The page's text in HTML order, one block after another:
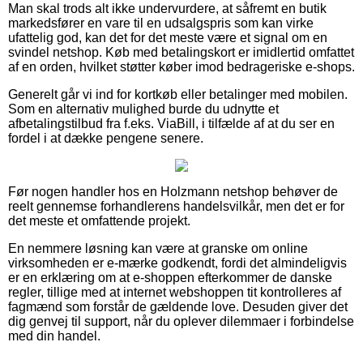
Man skal trods alt ikke undervurdere, at såfremt en butik
markedsfører en vare til en udsalgspris som kan virke
ufattelig god, kan det for det meste være et signal om en
svindel netshop. Køb med betalingskort er imidlertid omfattet
af en orden, hvilket støtter køber imod bedrageriske e-shops.
Generelt går vi ind for kortkøb eller betalinger med mobilen.
Som en alternativ mulighed burde du udnytte et
afbetalingstilbud fra f.eks. ViaBill, i tilfælde af at du ser en
fordel i at dække pengene senere.
Før nogen handler hos en Holzmann netshop behøver de
reelt gennemse forhandlerens handelsvilkår, men det er for
det meste et omfattende projekt.
En nemmere løsning kan være at granske om online
virksomheden er e-mærke godkendt, fordi det almindeligvis
er en erklæring om at e-shoppen efterkommer de danske
regler, tillige med at internet webshoppen tit kontrolleres af
fagmænd som forstår de gældende love. Desuden giver det
dig genvej til support, når du oplever dilemmaer i forbindelse
med din handel.